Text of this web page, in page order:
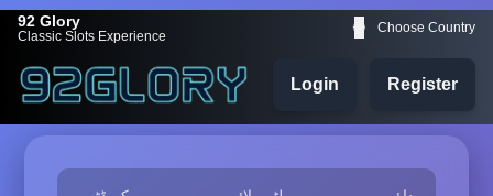
92 Glory
Classic Slots Experience
Choose Country
Login Register